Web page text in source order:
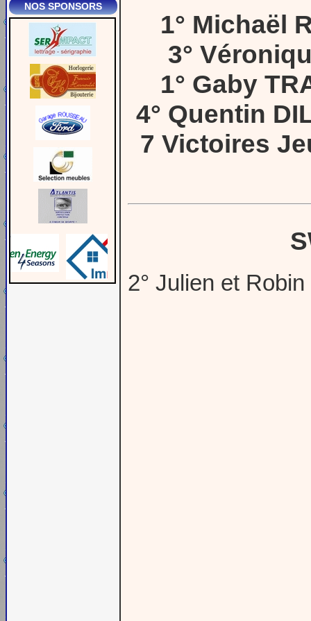
NOS SPONSORS
1° Michaël
3°
1° Gaby
4° Quentin
7 Victoires
2° Julien et